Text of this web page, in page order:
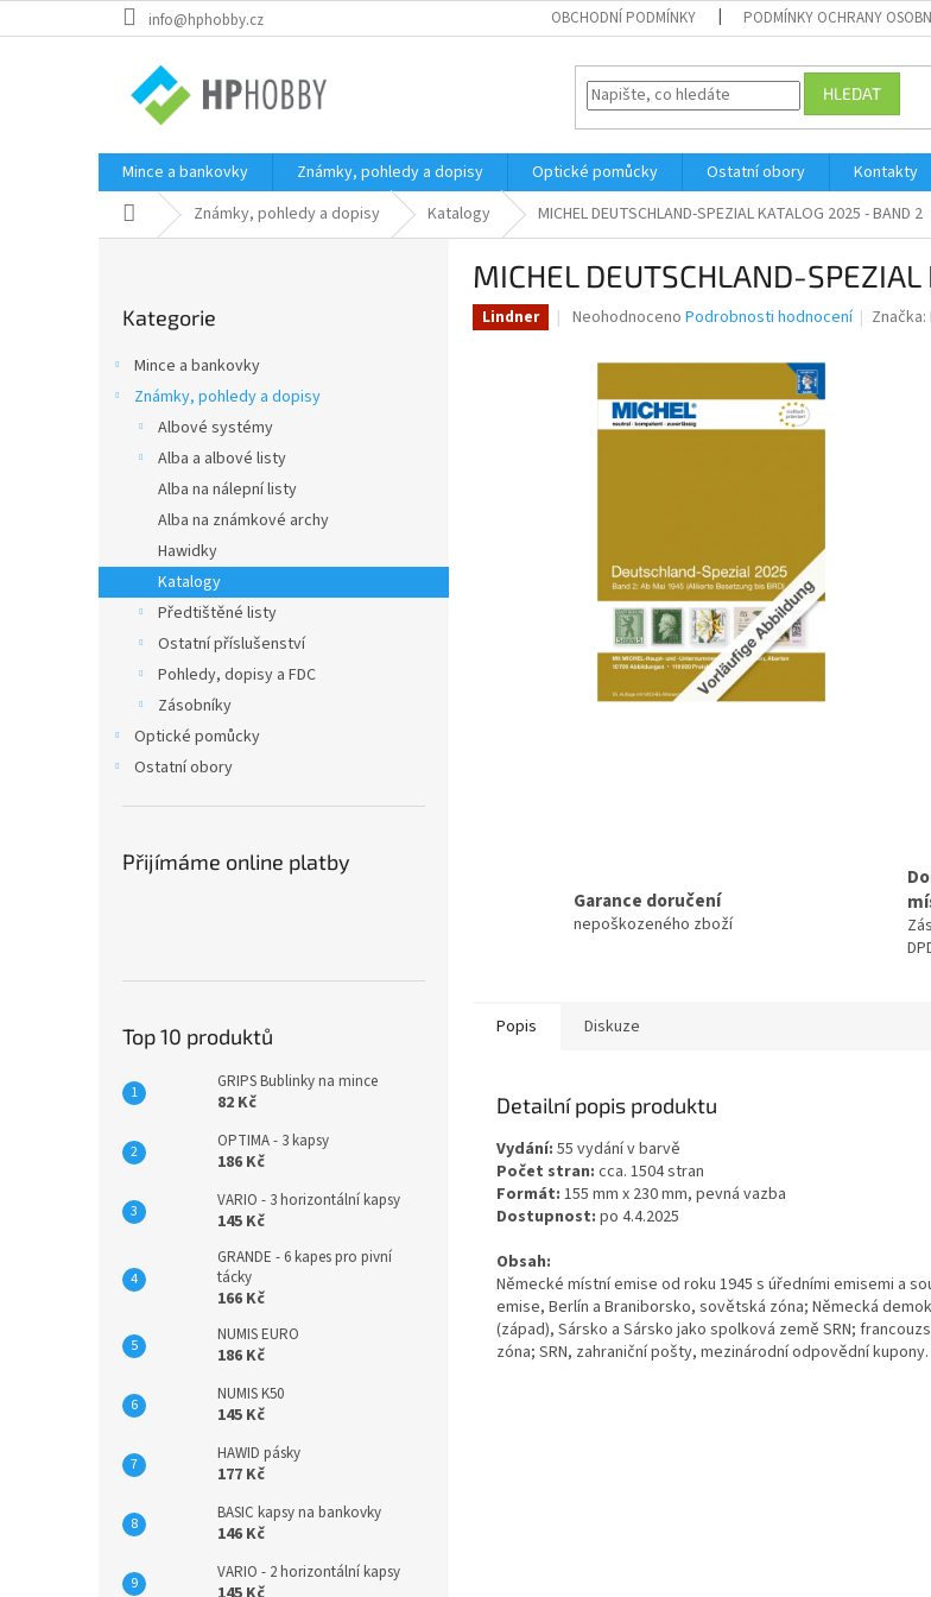
na
info@hphobby.cz OBCHODNÍ PODMÍNKY PODMÍNKY OCHRANY
HLEDAT
Mince a bankovky Známky, pohledy a dopisy Optické pomůcky Ostatní obory
Kontakty
Domů Známky, pohledy a dopisy Katalogy MICHEL DEUTSCHLAND-SPEZIAL KATALOG 2025 - BAND 2
e
l
kategorie
Kategorie
Mince a bankovky
Známky, pohledy a dopisy
Albové systémy
Alba a albové listy
Alba na nálepní listy
Alba na známkové archy
Hawidky
Katalogy
Předtištěné listy
Ostatní příslušenství
Pohledy, dopisy a FDC
Zásobníky
Optické pomůcky
Ostatní obory
Přijímáme online platby
Top 10 produktů
GRIPS Bublinky na mince
82 Kč
OPTIMA - 3 kapsy
186 Kč
VARIO - 3 horizontální kapsy
145 Kč
GRANDE - 6 kapes pro pivní
tácky
166 Kč
NUMIS EURO
186 Kč
NUMIS K50
145 Kč
HAWID pásky
177 Kč
BASIC kapsy na bankovky
146 Kč
VARIO - 2 horizontální kapsy
MICHEL DEUTSCHLAND-
Lindner
Průměrné
produktu
Neohodnoceno Podrobnosti hodnocení Značka:
Garance doručení
nepoškozeného zboží
Popis Diskuze
Detailní popis produktu
Vydání: 55 vydání v barvě
Počet stran: cca. 1504 stran
Formát: 155 mm x 230 mm, pevná vazba
Dostupnost: po 4.4.2025
Obsah:
Německé místní emise od roku 1945 s úředními emisemi a
emise, Berlín a Braniborsko, sovětská zóna; Německá
(západ), Sársko a Sársko jako spolková země SRN;
zóna; SRN, zahraniční pošty, mezinárodní odpovědní kupony.